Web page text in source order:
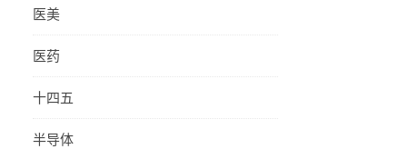
医美
医药
十四五
半导体